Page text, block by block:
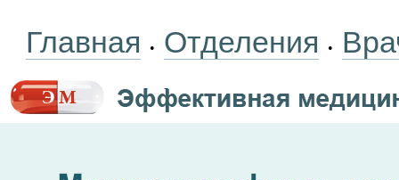
Главная • Отделения •